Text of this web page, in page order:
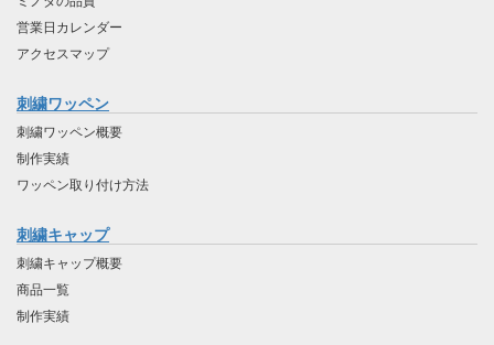
営業日カレンダー
アクセスマップ
刺繍ワッペン
刺繍ワッペン概要
制作実績
ワッペン取り付け方法
刺繍キャップ
刺繍キャップ概要
商品一覧
制作実績